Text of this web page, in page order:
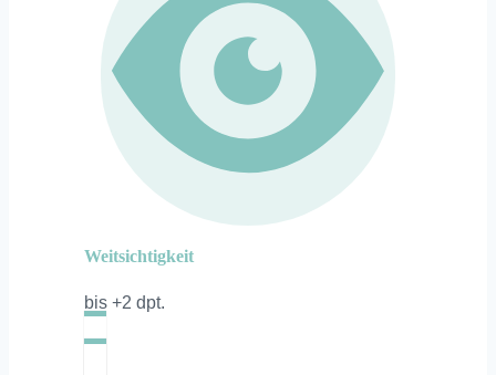
Weitsichtigkeit
bis +2 dpt.